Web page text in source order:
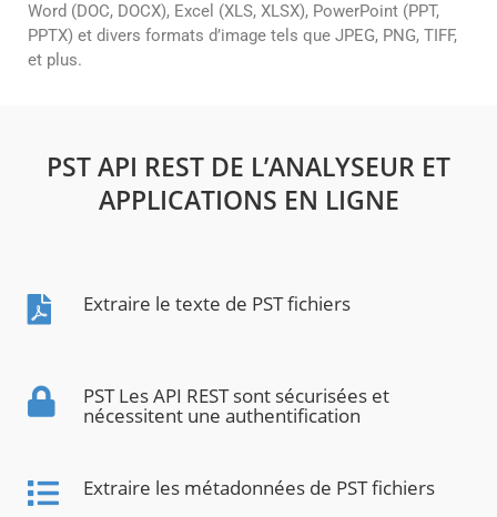
Word (DOC, DOCX), Excel (XLS, XLSX), PowerPoint (PPT,
PPTX) et divers formats d’image tels que JPEG, PNG, TIFF,
et plus.
PST API REST DE L’ANALYSEUR ET
APPLICATIONS EN LIGNE
Extraire le texte de PST fichiers
PST Les API REST sont sécurisées et
nécessitent une authentification
Extraire les métadonnées de PST fichiers